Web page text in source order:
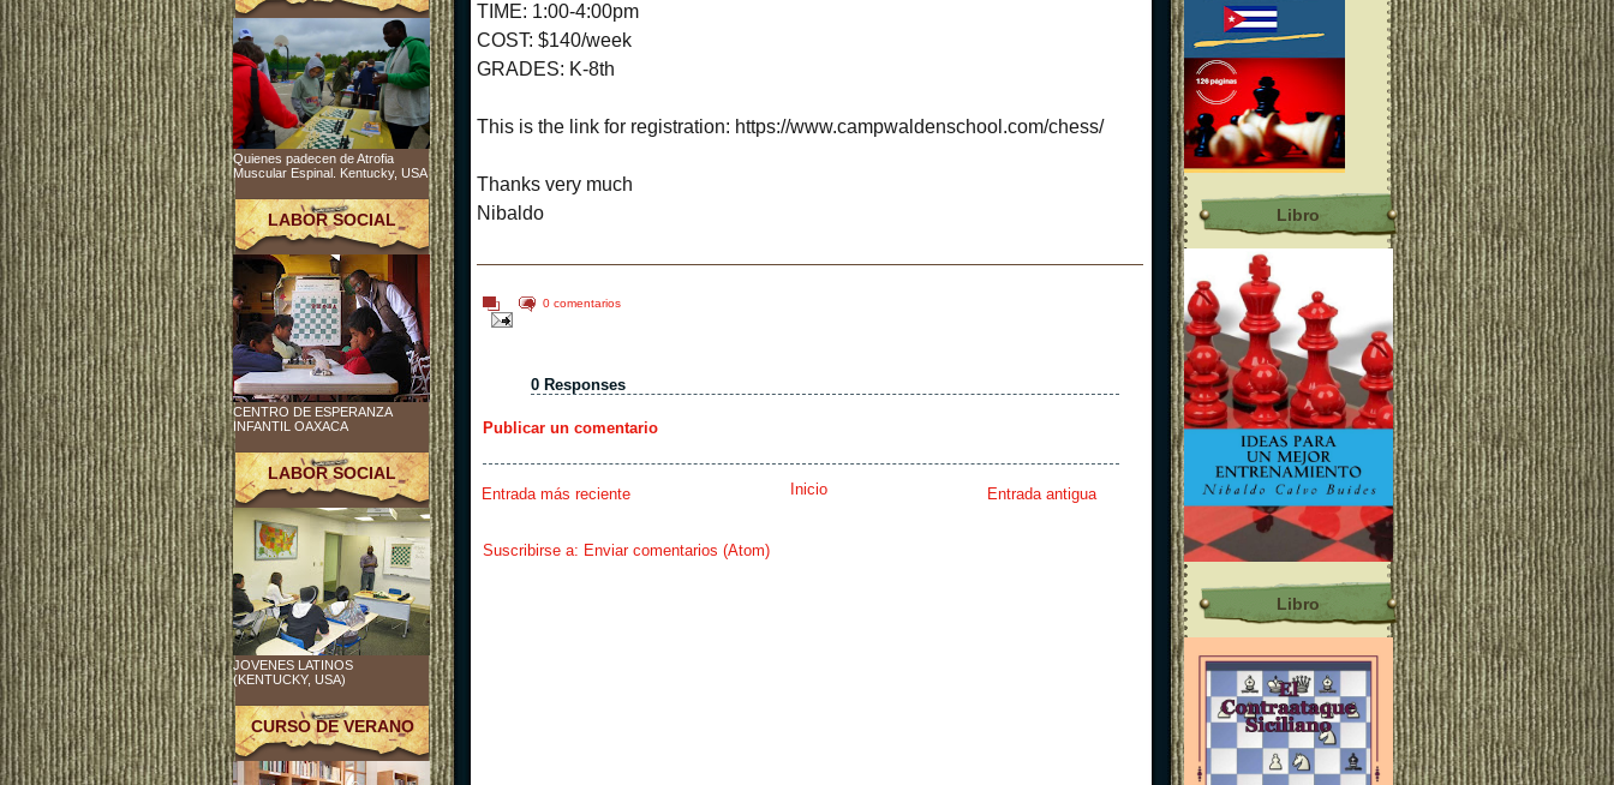
TIME: 1:00-4:00pm
COST: $140/week
GRADES: K-8th
This is the link for registration: https://www.campwaldenschool.com/chess/
Thanks very much
Nibaldo
0 comentarios
0 Responses
Publicar un comentario
Entrada más reciente Entrada antigua
Inicio
Suscribirse a: Enviar comentarios (Atom)
Quienes padecen de Atrofia
Muscular Espinal. Kentucky, USA
LABOR SOCIAL
CENTRO DE ESPERANZA
INFANTIL OAXACA
LABOR SOCIAL
JOVENES LATINOS
(KENTUCKY, USA)
CURSO DE VERANO
Libro
Libro